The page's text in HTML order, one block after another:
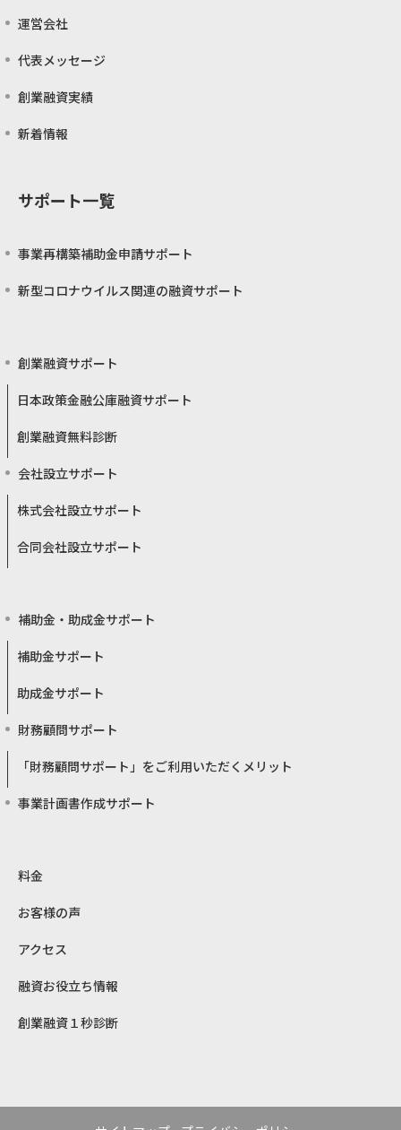
運営会社
代表メッセージ
創業融資実績
新着情報
サポート一覧
事業再構築補助金申請サポート
新型コロナウイルス関連の融資サポート
創業融資サポート
日本政策金融公庫融資サポート
創業融資無料診断
会社設立サポート
株式会社設立サポート
合同会社設立サポート
補助金・助成金サポート
補助金サポート
助成金サポート
財務顧問サポート
「財務顧問サポート」をご利用いただくメリット
事業計画書作成サポート
料金
お客様の声
アクセス
融資お役立ち情報
創業融資１秒診断